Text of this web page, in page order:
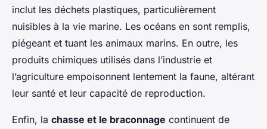
inclut les déchets plastiques, particulièrement
nuisibles à la vie marine. Les océans en sont remplis,
piégeant et tuant les animaux marins. En outre, les
produits chimiques utilisés dans l’industrie et
l’agriculture empoisonnent lentement la faune, altérant
leur santé et leur capacité de reproduction.
Enfin, la chasse et le braconnage continuent de